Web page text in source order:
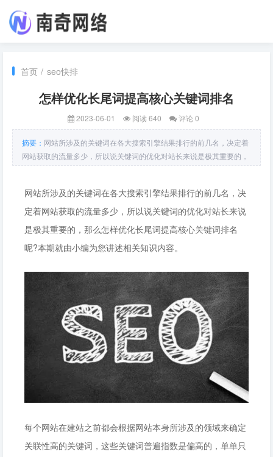
首页 / seo快排
怎样优化长尾词提高核心关键词排名
2023-06-01 阅读 640 评论 0
摘要： 网站所涉及的关键词在各大搜索引擎结果排行的前几名，决定着
网站获取的流量多少，所以说关键词的优化对站长来说是极其重要的，
那么怎样优化长尾词提高核心关键词排名呢?本期就由小编为您讲述相
定关联性高的关
网站所涉及的关键词在各大搜索引擎结果排行的前几名，决
定着网站获取的流量多少，所以说关键词的优化对站长来说
是极其重要的，那么怎样优化长尾词提高核心关键词排名
呢?本期就由小编为您讲述相关知识内容。
每个网站在建站之前都会根据网站本身所涉及的领域来确定
关联性高的关键词，这些关键词普遍指数是偏高的，单单只